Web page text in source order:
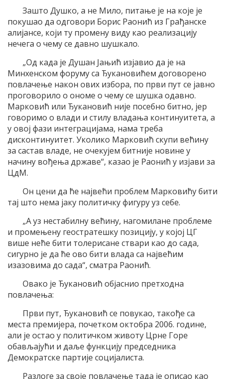
Зашто Душко, а не Мило, питање је на које је
покушао да одговори Борис Раонић из Грађанске
алијансе, који ту промену виду као реализацију
нечега о чему се давно шушкало.
„Од када је Душан Јањић изјавио да је на
Минхенском форуму са Ђукановићем договорено
повлачење након ових избора, по први пут се јавно
проговорило о ономе о чему се шушка одавно.
Марковић или Ђукановић није посебно битно, јер
говоримо о влади и стилу владања континуитета, а
у овој фази интеграцијама, нама треба
дисконтинуитет. Уколико Марковић скупи већину
за састав владе, не очекујем битније новине у
начину вођења државе“, казао је Раонић у изјави за
ЦдМ.
Он цени да ће највећи проблем Марковићу бити
тај што нема јаку политичку фигуру уз себе.
„А уз нестабилну већину, нагомилане проблеме
и промењену геостратешку позицију, у којој ЦГ
више неће бити толерисане ствари као до сада,
сигурно је да ће ово бити влада са највећим
изазовима до сада“, сматра Раонић.
Овако је Ђукановић објаснио претходна
повлачења:
Први пут, Ђукановић се повукао, такође са
места премијера, почетком октобра 2006. године,
али је остао у политичком животу Црне Горе
обављајући и даље функцију председника
Демократске партије социјалиста.
Разлоге за своје повлачење тада је описао као